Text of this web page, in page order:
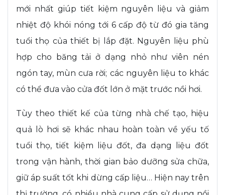
mới nhất giúp tiết kiệm nguyên liệu và giảm
nhiệt độ khói nóng tới 6 cấp độ từ đó gia tăng
tuổi thọ của thiết bị lắp đặt. Nguyên liệu phù
hợp cho băng tải ở dạng nhỏ như viên nén
ngón tay, mùn cưa rời; các nguyên liệu to khác
có thể đưa vào cửa đốt lớn ở mặt trước nồi hơi.
Tùy theo thiết kế của từng nhà chế tạo, hiệu
quả lò hơi sẽ khác nhau hoàn toàn về yếu tố
tuổi thọ, tiết kiệm liệu đốt, đa dạng liệu đốt
trong vận hành, thời gian bảo dưỡng sửa chữa,
giữ áp suất tốt khi dừng cấp liệu… Hiện nay trên